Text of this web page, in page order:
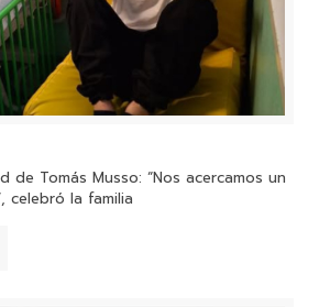
de Tomás Musso: “Nos acercamos un
celebró la familia